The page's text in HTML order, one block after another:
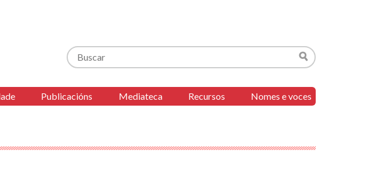
Buscar
Buscar
Publicacións Mediateca Recursos Nomes e voces